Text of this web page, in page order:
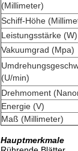
(Millimeter)
Schiff-Höhe
Leistungsstärke (W)
Vakuumgrad (Mpa)
(U/min)
Drehmoment
Energie (V)
Maß (Millimeter)
Hauptmerkmale